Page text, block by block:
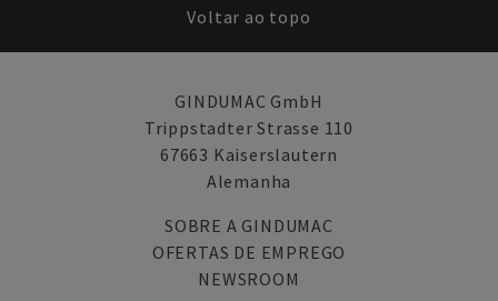
Voltar ao topo
GINDUMAC GmbH
Trippstadter Strasse 110
67663 Kaiserslautern
Alemanha
SOBRE A GINDUMAC
OFERTAS DE EMPREGO
NEWSROOM